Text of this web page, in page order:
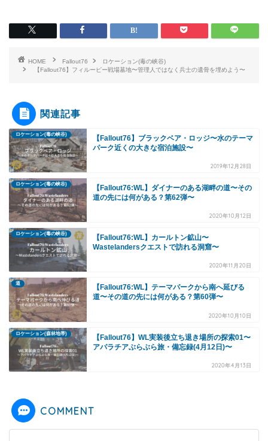
HOME Fallout76
ロケーション(毒の峡谷)
【Fallout76】フィルーピー戦場墓地〜管理人ではなく兵士の遺骨を埋めよう〜
関連記事
ロケーション(毒の峡谷)
【Fallout76】ブラックベア・ロッジ〜水のテーマ
パーク近くの大きな宿泊施設〜
2019年12月28日
ロケーション(毒の峡谷)
【Fallout76:WL】ダイナーのある湖畔の道〜その
道の先には何がある？第62弾〜
2020年10月12日
ロケーション(毒の峡谷)
【Fallout76:WL】カールトン鉱山〜
Wastelandersクエストで訪れる洞窟〜
2020年11月20日
道
【Fallout76:WL】テーマパークから南へ延びる
道〜その道の先には何がある？第60弾〜
2020年10月10日
ロケーション(森林地帯)
【Fallout76】WL実装後立ち退き場所の探索01〜
アパラチアぶらぶら旅・備忘録(4月12日)〜
2020年4月13日
COMMENT